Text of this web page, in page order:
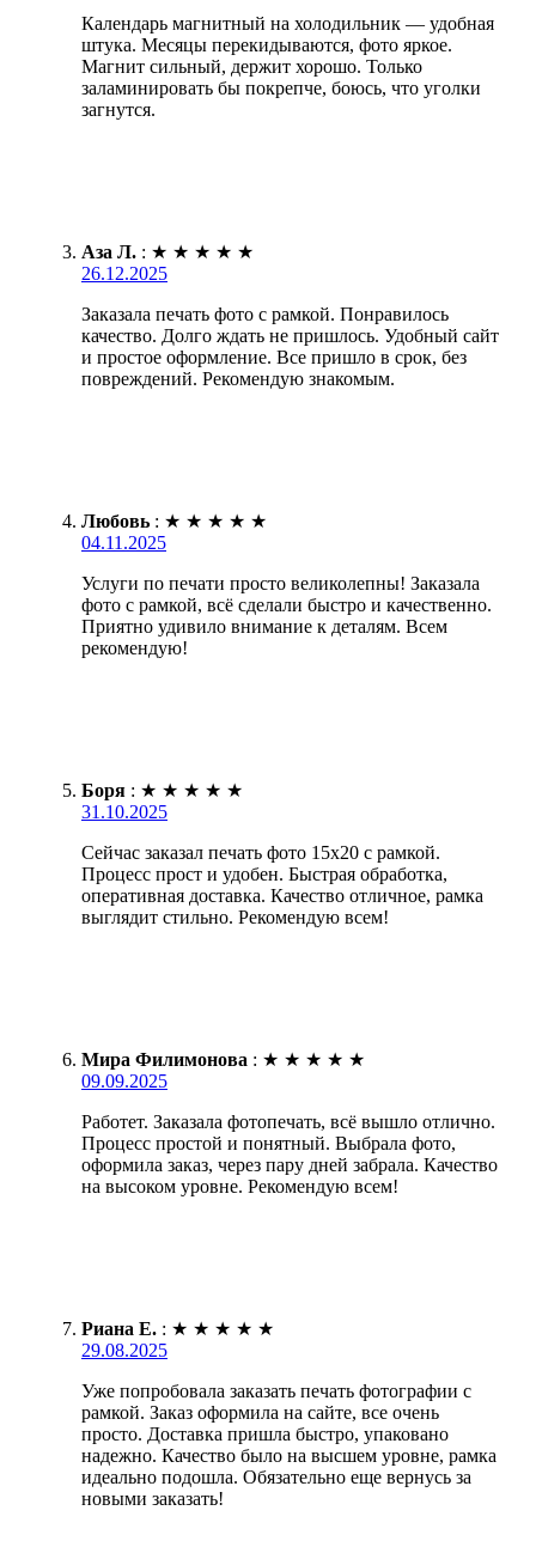
Календарь магнитный на холодильник — удобная
штука. Месяцы перекидываются, фото яркое.
Магнит сильный, держит хорошо. Только
заламинировать бы покрепче, боюсь, что уголки
загнутся.
Аза Л. : ★ ★ ★ ★ ★
26.12.2025
Заказала печать фото с рамкой. Понравилось
качество. Долго ждать не пришлось. Удобный сайт
и простое оформление. Все пришло в срок, без
повреждений. Рекомендую знакомым.
Любовь : ★ ★ ★ ★ ★
04.11.2025
Услуги по печати просто великолепны! Заказала
фото с рамкой, всё сделали быстро и качественно.
Приятно удивило внимание к деталям. Всем
рекомендую!
Боря : ★ ★ ★ ★ ★
31.10.2025
Сейчас заказал печать фото 15х20 с рамкой.
Процесс прост и удобен. Быстрая обработка,
оперативная доставка. Качество отличное, рамка
выглядит стильно. Рекомендую всем!
Мира Филимонова : ★ ★ ★ ★ ★
09.09.2025
Работет. Заказала фотопечать, всё вышло отлично.
Процесс простой и понятный. Выбрала фото,
оформила заказ, через пару дней забрала. Качество
на высоком уровне. Рекомендую всем!
Риана Е. : ★ ★ ★ ★ ★
29.08.2025
Уже попробовала заказать печать фотографии с
рамкой. Заказ оформила на сайте, все очень
просто. Доставка пришла быстро, упаковано
надежно. Качество было на высшем уровне, рамка
идеально подошла. Обязательно еще вернусь за
новыми заказать!